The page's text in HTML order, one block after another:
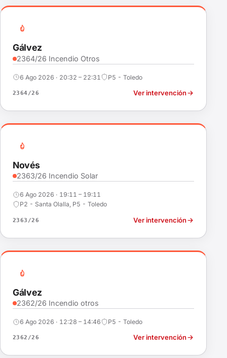
Gálvez
2364/26 Incendio Otros
6 Ago 2026 · 20:32 – 22:31 P5 - Toledo
2364/26 Ver intervención
Novés
2363/26 Incendio Solar
6 Ago 2026 · 19:11 – 19:11
P2 - Santa Olalla, P5 - Toledo
2363/26 Ver intervención
Gálvez
2362/26 Incendio otros
6 Ago 2026 · 12:28 – 14:46 P5 - Toledo
2362/26 Ver intervención